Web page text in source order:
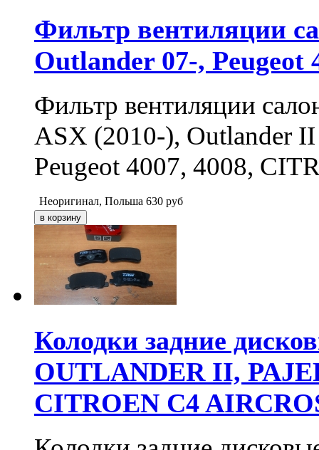
Фильтр вентиляции
Outlander 07-, Peugeot
Фильтр вентиляции
ASX (2010-), Outlander
Peugeot 4007, 4008,
Неоригинал, Польша 630 руб
Колодки задние
OUTLANDER II,
CITROEN C4